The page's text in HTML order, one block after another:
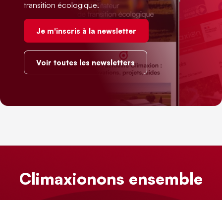
transition écologique.
Je m'inscris à la newsletter
Voir toutes les newsletters
Climaxionons ensemble